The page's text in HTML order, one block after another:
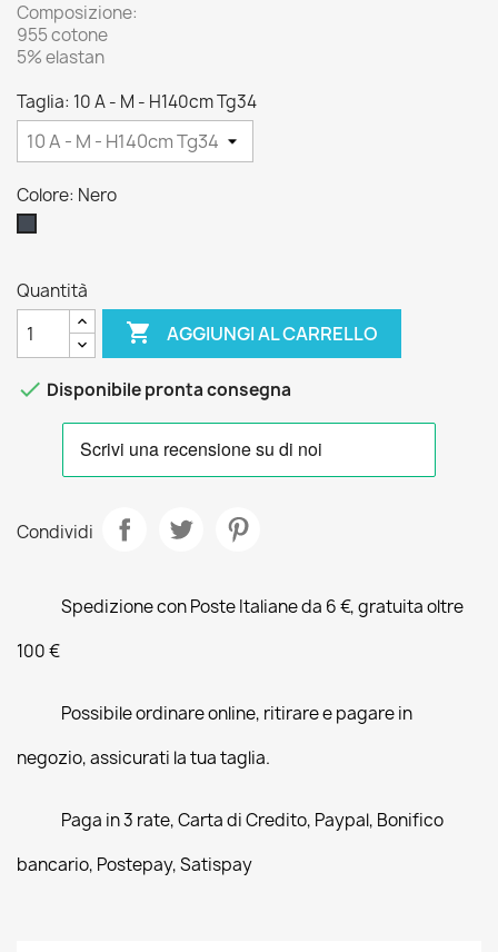
Composizione:
955 cotone
5% elastan
Taglia: 10 A - M - H140cm Tg34
Colore: Nero
Quantità
 AGGIUNGI AL CARRELLO
 Disponibile pronta consegna
Condividi
Spedizione con Poste Italiane da 6 €, gratuita oltre
100 €
Possibile ordinare online, ritirare e pagare in
negozio, assicurati la tua taglia.
Paga in 3 rate, Carta di Credito, Paypal, Bonifico
bancario, Postepay, Satispay